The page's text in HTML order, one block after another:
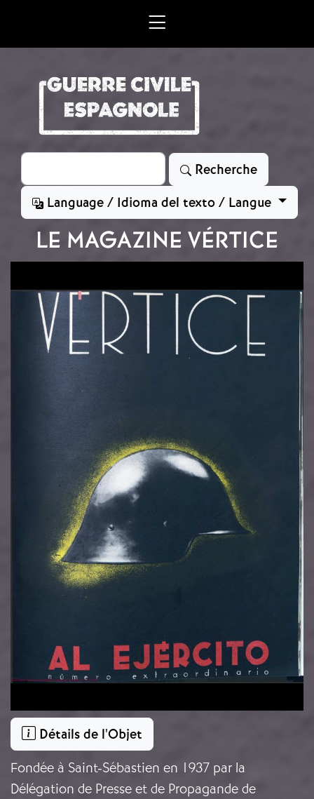
Rechercher
Recherche
Language / Idioma del texto / Langue
LE MAGAZINE VÉRTICE
Détails de l'Objet
Fondée à Saint-Sébastien en 1937 par la
Délégation de Presse et de Propagande de